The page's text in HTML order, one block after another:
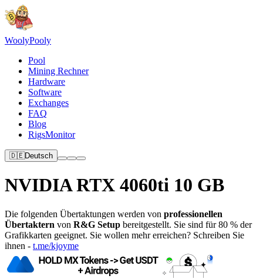
WoolyPooly
Pool
Mining Rechner
Hardware
Software
Exchanges
FAQ
Blog
RigsMonitor
🇩🇪Deutsch
NVIDIA RTX 4060ti 10 GB
Die folgenden Übertaktungen werden von professionellen
Übertaktern von R&G Setup bereitgestellt. Sie sind für 80 % der
Grafikkarten geeignet. Sie wollen mehr erreichen? Schreiben Sie
ihnen - t.me/kjoyme